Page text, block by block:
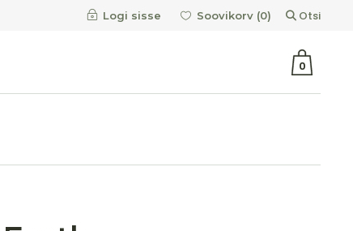
Logi sisse Soovikorv (0) Otsi
0